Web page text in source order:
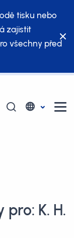
tisku nebo
zajistit
všechny před
K. H.